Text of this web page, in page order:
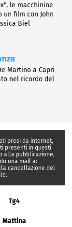
le macchinine
un film con John
Biel
Martino a Capri
nel ricordo del
presi da internet,
presenti in questi
alla pubblicazione,
una mail a:
cancellazione del
Tg4
Mattina